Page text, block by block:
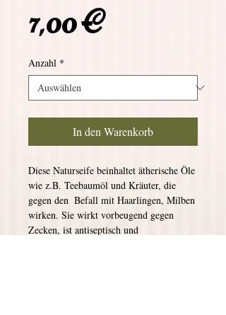
7,00 €Preis
Anzahl *
In den Warenkorb
Diese Naturseife beinhaltet ätherische Öle
wie z.B. Teebaumöl und Kräuter, die
gegen den  Befall mit Haarlingen, Milben
wirken. Sie wirkt vorbeugend gegen
Zecken, ist antiseptisch und